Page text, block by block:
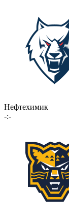
Нефтехимик
-:-